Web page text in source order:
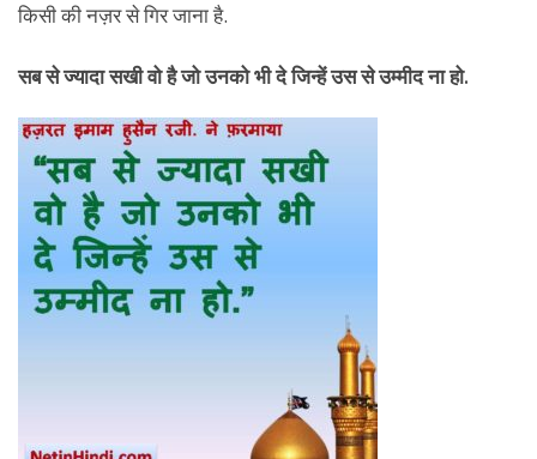
किसी की नज़र से गिर जाना है.
सब से ज्यादा सखी वो है जो उनको भी दे जिन्हें उस से उम्मीद ना हो.